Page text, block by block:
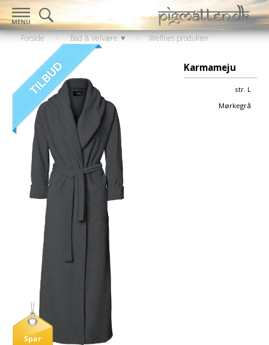
Forside > Bad & Velvære ▼ >
Wellnes produkter
Morgenkåber
Karmameju
str. L
Mørkegrå
Spar